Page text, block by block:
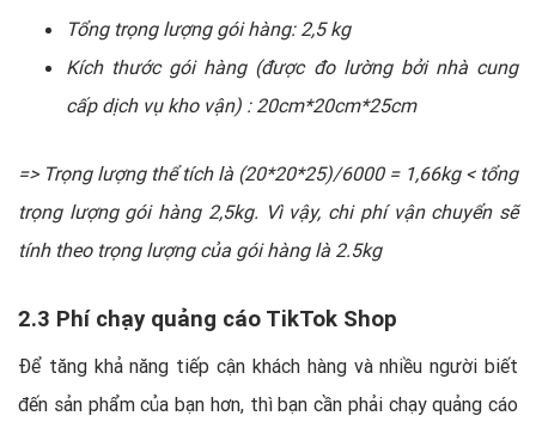
Tổng trọng lượng gói hàng: 2,5 kg
Kích thước gói hàng (được đo lường bởi nhà cung
cấp dịch vụ kho vận) : 20cm*20cm*25cm
=> Trọng lượng thể tích là (20*20*25)/6000 = 1,66kg < tổng
trọng lượng gói hàng 2,5kg. Vì vậy, chi phí vận chuyển sẽ
tính theo trọng lượng của gói hàng là 2.5kg
2.3 Phí chạy quảng cáo TikTok Shop
Để tăng khả năng tiếp cận khách hàng và nhiều người biết
đến sản phẩm của bạn hơn, thì bạn cần phải chạy quảng cáo